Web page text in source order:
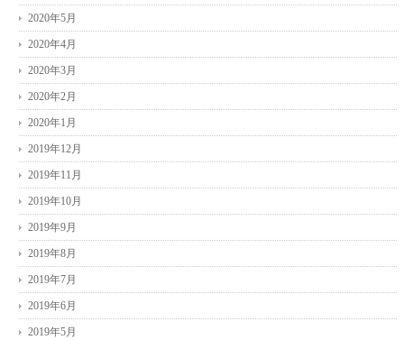
2020年5月
2020年4月
2020年3月
2020年2月
2020年1月
2019年12月
2019年11月
2019年10月
2019年9月
2019年8月
2019年7月
2019年6月
2019年5月